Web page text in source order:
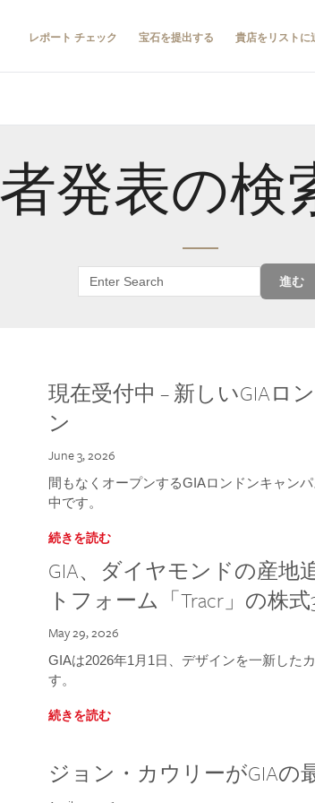
レポート チェック 宝石を提出する 貴店をリストに
発表の検
進む
現在受付中 – 新しいGIAロ
ン
June 3, 2026
間もなくオープンするGIAロンドンキャン
中です。
続きを読む
GIA、ダイヤモンドの産地
トフォーム「Tracr」の株
May 29, 2026
GIAは2026年1月1日、デザインを一新した
す。
続きを読む
ジョン・カウリーがGIAの